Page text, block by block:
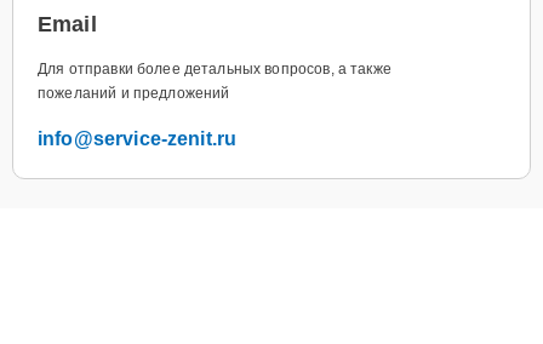
Email
Для отправки более детальных вопросов, а также
пожеланий и предложений
info@service-zenit.ru